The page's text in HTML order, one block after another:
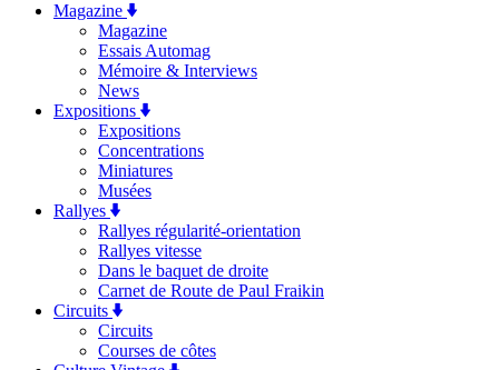
Magazine
Magazine
Essais Automag
Mémoire & Interviews
News
Expositions
Expositions
Concentrations
Miniatures
Musées
Rallyes
Rallyes régularité-orientation
Rallyes vitesse
Dans le baquet de droite
Carnet de Route de Paul Fraikin
Circuits
Circuits
Courses de côtes